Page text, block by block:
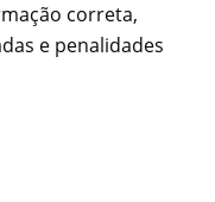
correta,
e penalidades